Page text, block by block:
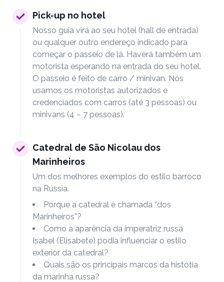
Pick-up no hotel
Nosso guia virá ao seu hotel (hall de entrada)
ou qualquer outro endereço indicado para
começar o passeio de lá. Haverá também um
motorista esperando na entrada do seu hotel.
O passeio é feito de carro / minivan. Nós
usamos os motoristas autorizados e
credenciados com carros (até 3 pessoas) ou
minivans (4 – 7 pessoas).
Catedral de São Nicolau dos
Marinheiros
Um dos melhores exemplos do estilo barroco
na Rússia.
Porque a catedral é chamada “dos
Marinheiros”?
Como a aparência da imperatriz russa
Isabel (Elisabete) podia influenciar o estilo
exterior da catedral?
Quais são os principais marcos da histótia
da marinha russa?